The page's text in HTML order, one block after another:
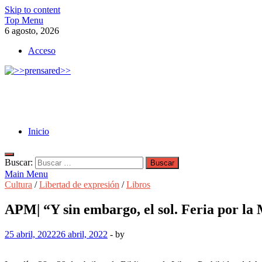
Skip to content
Top Menu
6 agosto, 2026
Acceso
Inicio
Buscar:
Main Menu
Cultura /Libertad de expresión /Libros
APM| “Y sin embargo, el sol. Feria por la
25 abril, 202226 abril, 2022 - by